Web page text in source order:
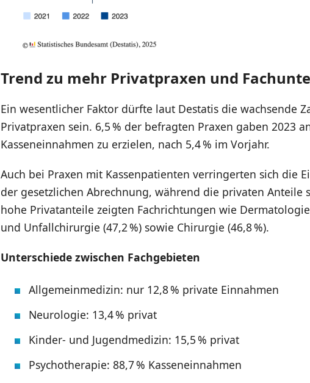
Trend zu mehr Privatpraxen und
Ein wesentlicher Faktor dürfte laut Destatis die wachsende
Privatpraxen sein. 6,5 % der befragten Praxen gaben 2023
Kasseneinnahmen zu erzielen, nach 5,4 % im Vorjahr.
Auch bei Praxen mit Kassenpatienten verringerten sich die
der gesetzlichen Abrechnung, während die privaten Anteile
hohe Privatanteile zeigten Fachrichtungen wie
und Unfallchirurgie (47,2 %) sowie Chirurgie (46,8 %).
Unterschiede zwischen Fachgebieten
Allgemeinmedizin: nur 12,8 % private Einnahmen
Neurologie: 13,4 % privat
Kinder- und Jugendmedizin: 15,5 % privat
Psychotherapie: 88,7 % Kasseneinnahmen